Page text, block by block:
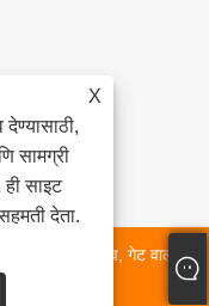
X
सामग्री
साइट
देता.
- फुलपाखरू वाल्व, गेट वाल्व,